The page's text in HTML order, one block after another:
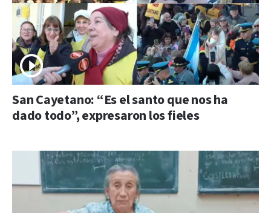
San Cayetano: “Es el santo que nos ha
dado todo”, expresaron los fieles